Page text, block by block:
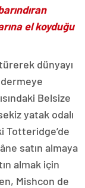
el koyduğu
dünyayı
Belsize
yatak odalı
Totteridge’de
satın almaya
almak için
Mishcon de